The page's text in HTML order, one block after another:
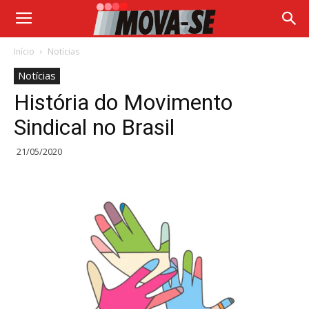
Início Notícias
Notícias
História do Movimento
Sindical no Brasil
21/05/2020